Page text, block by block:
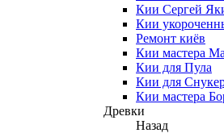
Кии Сергей
Кии
Ремонт киёв
Кии мастера
Кии для Пула
Кии для
Кии мастера
Древки
Назад